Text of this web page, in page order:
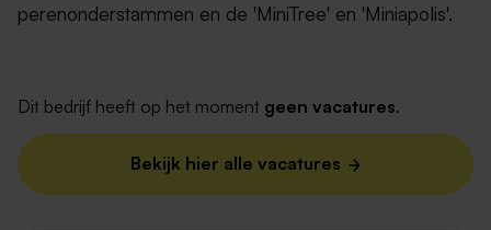
perenonderstammen en de 'MiniTree' en 'Miniapolis'.
Dit bedrijf heeft op het moment geen vacatures.
Bekijk hier alle vacatures